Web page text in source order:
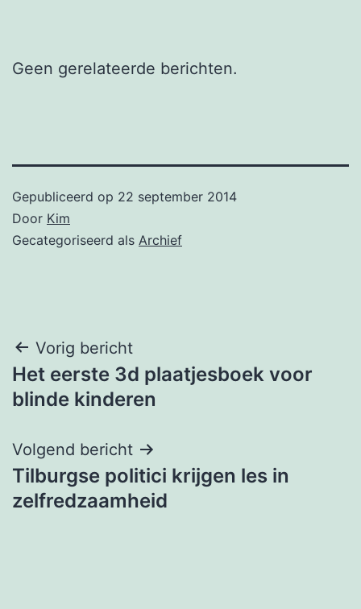
Geen gerelateerde berichten.
Gepubliceerd op 22 september 2014
Door Kim
Gecategoriseerd als Archief
Bericht
navigatie
Vorig bericht
Het eerste 3d plaatjesboek voor
blinde kinderen
Volgend bericht
Tilburgse politici krijgen les in
zelfredzaamheid